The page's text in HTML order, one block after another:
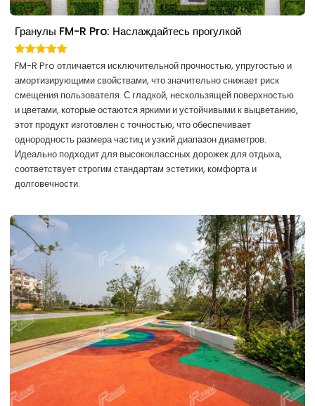
Гранулы FM-R Pro: Наслаждайтесь прогулкой
FM-R Pro отличается исключительной прочностью, упругостью и
амортизирующими свойствами, что значительно снижает риск
смещения пользователя. С гладкой, нескользящей поверхностью
и цветами, которые остаются яркими и устойчивыми к выцветанию,
этот продукт изготовлен с точностью, что обеспечивает
однородность размера частиц и узкий диапазон диаметров.
Идеально подходит для высококлассных дорожек для отдыха,
соответствует строгим стандартам эстетики, комфорта и
долговечности.